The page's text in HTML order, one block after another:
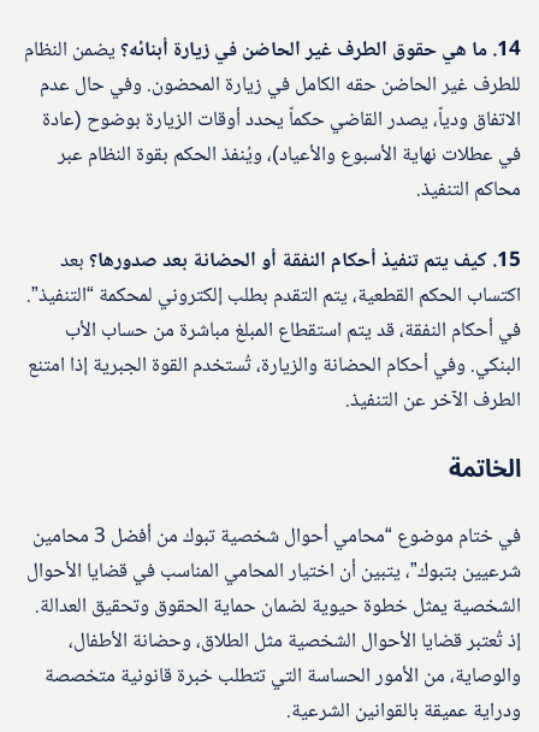
14. ما هي حقوق الطرف غير الحاضن في زيارة أبنائه؟
يضمن النظام
للطرف غير الحاضن حقه الكامل في زيارة المحضون. وفي حال عدم
الاتفاق ودياً، يصدر القاضي حكماً يحدد أوقات الزيارة بوضوح (عادة
في عطلات نهاية الأسبوع والأعياد)، ويُنفذ الحكم بقوة النظام عبر
محاكم التنفيذ.
15. كيف يتم تنفيذ أحكام النفقة أو الحضانة بعد صدورها؟
بعد
اكتساب الحكم القطعية، يتم التقدم بطلب إلكتروني لمحكمة “التنفيذ”.
في أحكام النفقة، قد يتم استقطاع المبلغ مباشرة من حساب الأب
البنكي. وفي أحكام الحضانة والزيارة، تُستخدم القوة الجبرية إذا امتنع
الطرف الآخر عن التنفيذ.
الخاتمة
في ختام موضوع “محامي أحوال شخصية تبوك من أفضل 3 محامين
شرعيين بتبوك”، يتبين أن اختيار المحامي المناسب في قضايا الأحوال
الشخصية يمثل خطوة حيوية لضمان حماية الحقوق وتحقيق العدالة.
إذ تُعتبر قضايا الأحوال الشخصية مثل الطلاق، وحضانة الأطفال،
والوصاية، من الأمور الحساسة التي تتطلب خبرة قانونية متخصصة
ودراية عميقة بالقوانين الشرعية.